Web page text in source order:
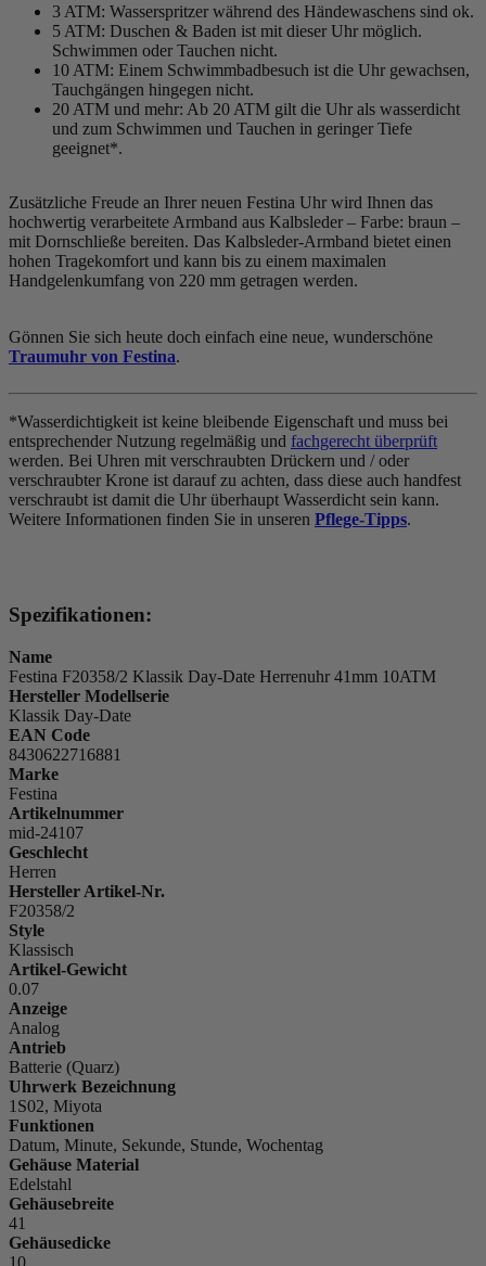
3 ATM: Wasserspritzer während des Händewaschens sind ok.
5 ATM: Duschen & Baden ist mit dieser Uhr möglich.
Schwimmen oder Tauchen nicht.
10 ATM: Einem Schwimmbadbesuch ist die Uhr gewachsen,
Tauchgängen hingegen nicht.
20 ATM und mehr: Ab 20 ATM gilt die Uhr als wasserdicht
und zum Schwimmen und Tauchen in geringer Tiefe
geeignet*.
Zusätzliche Freude an Ihrer neuen Festina Uhr wird Ihnen das
hochwertig verarbeitete Armband aus Kalbsleder – Farbe: braun –
mit Dornschließe bereiten. Das Kalbsleder-Armband bietet einen
hohen Tragekomfort und kann bis zu einem maximalen
Handgelenkumfang von 220 mm getragen werden.
Gönnen Sie sich heute doch einfach eine neue, wunderschöne
Traumuhr von Festina.
*Wasserdichtigkeit ist keine bleibende Eigenschaft und muss bei
entsprechender Nutzung regelmäßig und fachgerecht überprüft
werden. Bei Uhren mit verschraubten Drückern und / oder
verschraubter Krone ist darauf zu achten, dass diese auch handfest
verschraubt ist damit die Uhr überhaupt Wasserdicht sein kann.
Weitere Informationen finden Sie in unseren Pflege-Tipps.
Spezifikationen:
Name
Festina F20358/2 Klassik Day-Date Herrenuhr 41mm 10ATM
Hersteller Modellserie
Klassik Day-Date
EAN Code
8430622716881
Marke
Festina
Artikelnummer
mid-24107
Geschlecht
Herren
Hersteller Artikel-Nr.
F20358/2
Style
Klassisch
Artikel-Gewicht
0.07
Anzeige
Analog
Antrieb
Batterie (Quarz)
Uhrwerk Bezeichnung
1S02, Miyota
Funktionen
Datum, Minute, Sekunde, Stunde, Wochentag
Gehäuse Material
Edelstahl
Gehäusebreite
41
Gehäusedicke